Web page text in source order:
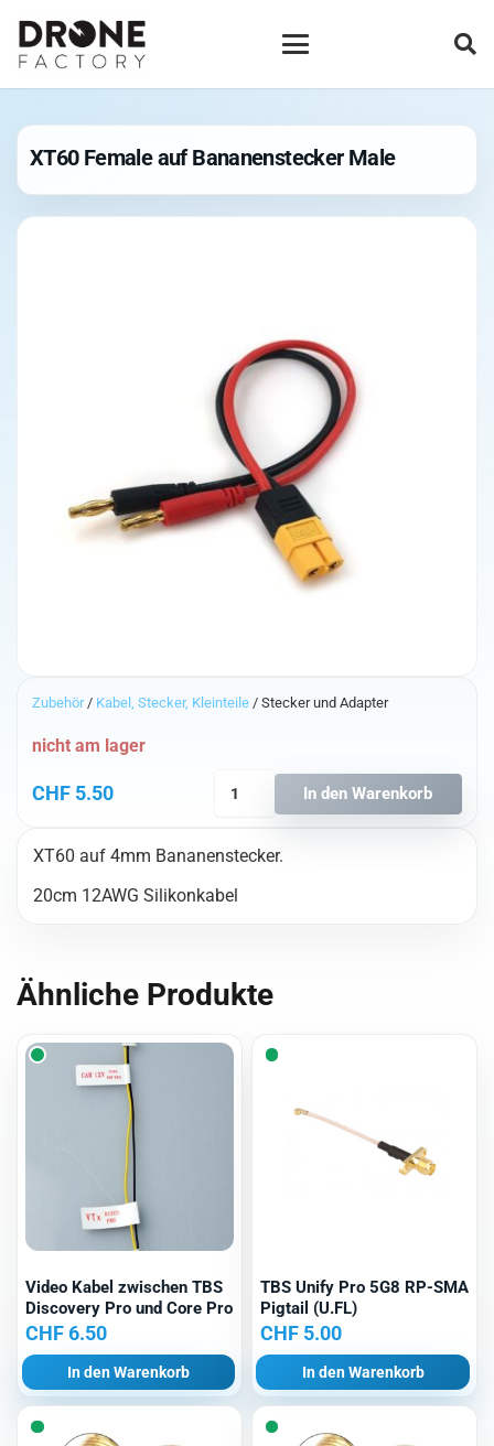
XT60 Female auf Bananenstecker Male
Zubehör/ Kabel, Stecker, Kleinteile / Stecker und Adapter
CHF 5.50
nicht am lager
Bananenstecker
Menge
In den Warenkorb
XT60 auf 4mm Bananenstecker.
20cm 12AWG Silikonkabel
Ähnliche Produkte
Video Kabel zwischen TBS
Discovery Pro und Core Pro
CHF6.50
In den Warenkorb
TBS Unify Pro 5G8 RP-SMA
Pigtail (U.FL)
CHF5.00
In den Warenkorb